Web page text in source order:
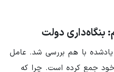
دولت
با هم بررسی شد. عامل
جمع کرده است. چرا که